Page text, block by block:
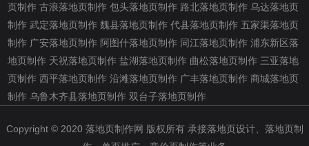
页制作 古浪落地页制作 包头落地页制作 路北落地页制作 乌达落地页
制作 武定落地页制作 魏县落地页制作 代县落地页制作 五家渠落地页
制作 广安落地页制作 阿图什落地页制作 同江落地页制作 浦东新区落
地页制作 天祝落地页制作 盐湖落地页制作 曲松落地页制作 三亚落地
页制作 西平落地页制作 沿滩落地页制作 广丰落地页制作 商城落地页
制作 乌鲁木齐县落地页制作 双台子落地页制作
Copyright © 2020 落地页制作网 版权所有 承接落地页设计、落地页制